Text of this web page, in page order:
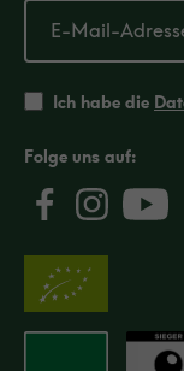
Ich habe die
Folge uns auf: